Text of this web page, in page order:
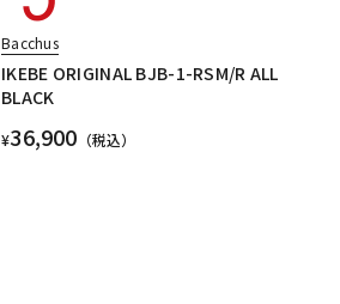
Bacchus
IKEBE ORIGINAL BJB-1-RSM/R ALL
BLACK
¥36,900 （税込）